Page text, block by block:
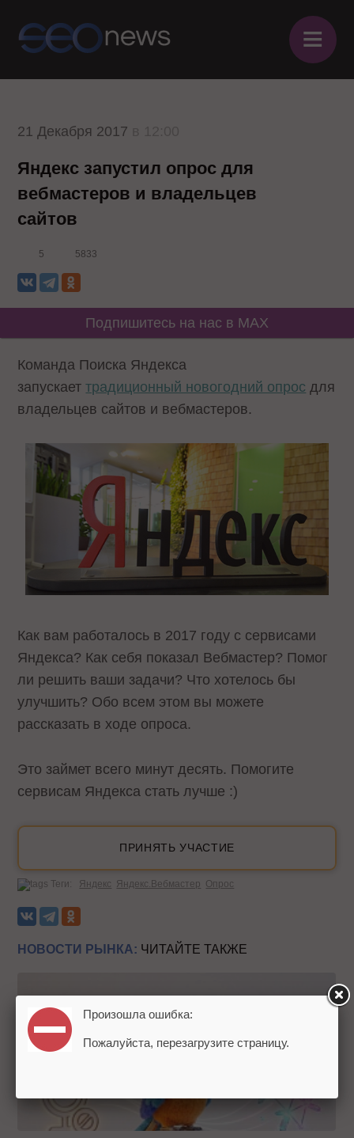
≡
21 Декабря 2017
Яндекс запустил опрос для
вебмастеров и владельцев
сайтов
5 5833
Подпишитесь на нас в MAX
Команда Поиска Яндекса
запускаеттрадиционный новогодний опрос для
владельцев сайтов и вебмастеров.
Как вам работалось в 2017 году с сервисами
Яндекса? Как себя показал Вебмастер? Помог
ли решить ваши задачи? Что хотелось бы
улучшить? Обо всем этом вы можете
рассказать в ходе опроса.
Это займет всего минут десять. Помогите
сервисам Яндекса стать лучше :)
ПРИНЯТЬ УЧАСТИЕ
Теги: Яндекс Яндекс.Вебмастер Опрос
НОВОСТИ РЫНКА: ЧИТАЙТЕ ТАКЖЕ
Произошла ошибка:
Пожалуйста, перезагрузите страницу.